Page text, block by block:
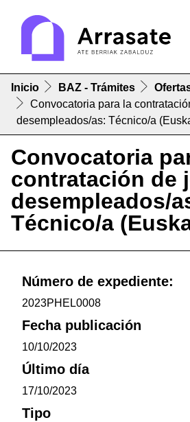
Inicio BAZ - Trámites
Convocatoria para la
desempleados/as: Técnico/a
Convocatoria
contratación de
desempleados/
Técnico/a
Número de expediente:
2023PHEL0008
Fecha publicación
10/10/2023
Último día
17/10/2023
Tipo